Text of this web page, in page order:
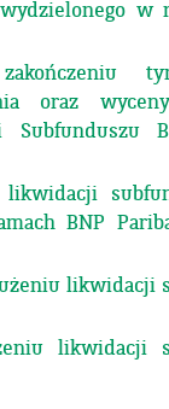
w
oraz
likwidacji
BNP
likwidacji
likwidacji